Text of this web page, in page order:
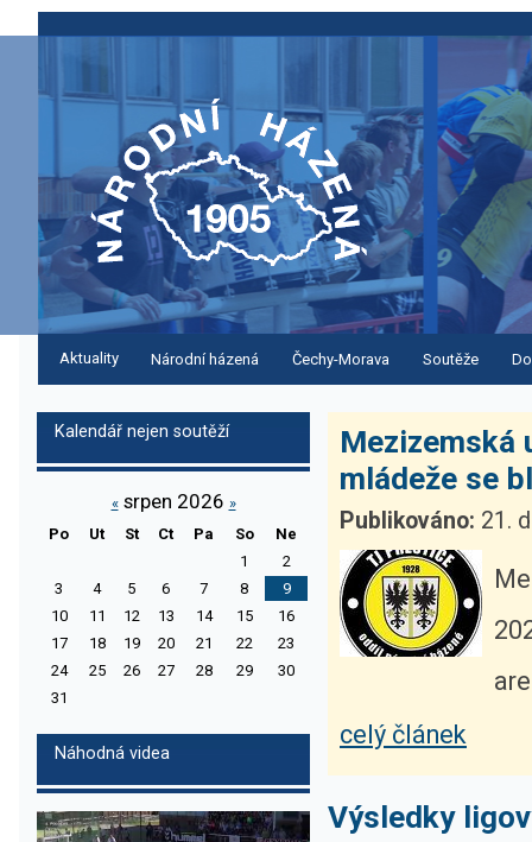
Aktuality Národní házená Čechy-Morava Soutěže
Kalendář nejen soutěží
«srpen 2026 »
Po
Ut St Ct Pa So
Ne
1
2
3
4 5 6 7 8
9
10
11 12 13 14 15
16
17
18 19 20 21 22
23
24
25 26 27 28 29
30
31
Náhodná videa
Mezizemská
mládeže se
Publikováno: 21.
celý článek
Výsledky